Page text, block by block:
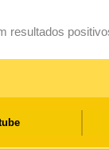
resultados